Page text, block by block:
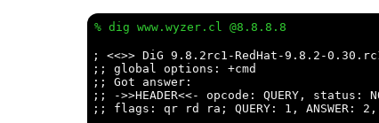
dig www.wyzer.cl @8.8.8.8
; <<>> DiG 9.8.2rc1-RedHat-9.8.2-
;; global options: +cmd
;; Got answer:
;; ->>HEADER<<- opcode: QUERY, status:
;; flags: qr rd ra; QUERY: 1, ANSWER: 2,